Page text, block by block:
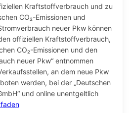
Kraftstoffverbrauch und zu
CO₂-Emissionen und
neuer Pkw können
offiziellen Kraftstoffverbrauch,
CO₂-Emissionen und den
neuer Pkw“ entnommen
an dem neue Pkw
werden, bei der „Deutschen
und online unentgeltlich